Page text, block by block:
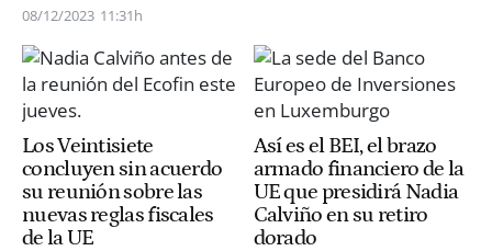
08/12/2023 11:31h
Los Veintisiete
concluyen sin acuerdo
su reunión sobre las
nuevas reglas fiscales
de la UE
Así es el BEI, el brazo
armado financiero de la
UE que presidirá Nadia
Calviño en su retiro
dorado